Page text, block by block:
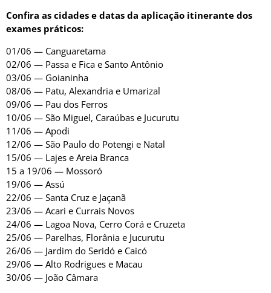
Confira as cidades e datas da aplicação itinerante dos
exames práticos:
01/06 — Canguaretama
02/06 — Passa e Fica e Santo Antônio
03/06 — Goianinha
08/06 — Patu, Alexandria e Umarizal
09/06 — Pau dos Ferros
10/06 — São Miguel, Caraúbas e Jucurutu
11/06 — Apodi
12/06 — São Paulo do Potengi e Natal
15/06 — Lajes e Areia Branca
15 a 19/06 — Mossoró
19/06 — Assú
22/06 — Santa Cruz e Jaçanã
23/06 — Acari e Currais Novos
24/06 — Lagoa Nova, Cerro Corá e Cruzeta
25/06 — Parelhas, Florânia e Jucurutu
26/06 — Jardim do Seridó e Caicó
29/06 — Alto Rodrigues e Macau
30/06 — João Câmara